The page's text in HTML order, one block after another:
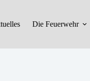
Die Feuerwehr